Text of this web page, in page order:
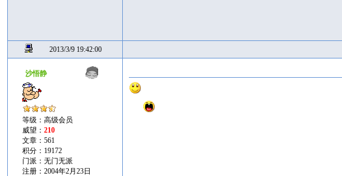
2013/3/9 19:42:00
沙悟静
等级：高级会员
威望：210
文章：561
积分：19172
门派：无门无派
注册：2004年2月23日